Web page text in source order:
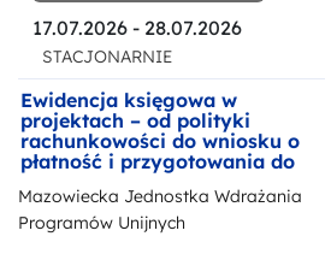
17.07.2026 - 28.07.2026
STACJONARNIE
Ewidencja księgowa w
projektach – od polityki
rachunkowości do wniosku o
płatność i przygotowania do
kontroli
Mazowiecka Jednostka Wdrażania
Programów Unijnych